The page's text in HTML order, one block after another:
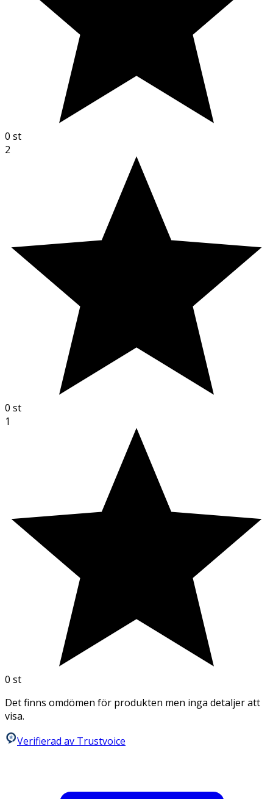
0 st
2
0 st
1
0 st
Det finns omdömen för produkten men inga detaljer att
visa.
Verifierad av Trustvoice